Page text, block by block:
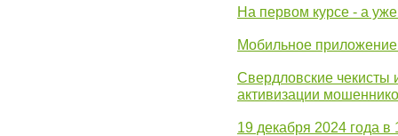
На первом курсе - а
Мобильное
Свердловские
активизации
19 декабря 2024 года